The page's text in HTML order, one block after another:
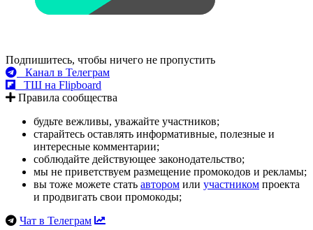
Подпишитесь, чтобы ничего не пропустить
Канал в Телеграм
ТШ на Flipboard
Правила сообщества
будьте вежливы, уважайте участников;
старайтесь оставлять информативные, полезные и
интересные комментарии;
соблюдайте действующее законодательство;
мы не приветствуем размещение промокодов и рекламы;
вы тоже можете стать автором или участником проекта
и продвигать свои промокоды;
Чат в Телеграм